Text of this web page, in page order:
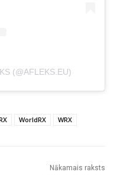
(@AFLEKS.EU)
WorldRX WRX
Nākamais raksts